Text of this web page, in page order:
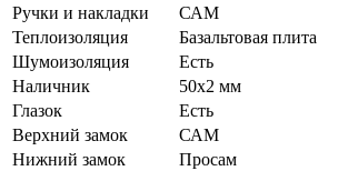
Ручки и накладки
САМ
Теплоизоляция
Базальтовая плита
Шумоизоляция
Есть
Наличник
50х2 мм
Глазок
Есть
Верхний замок
САМ
Нижний замок
Просам